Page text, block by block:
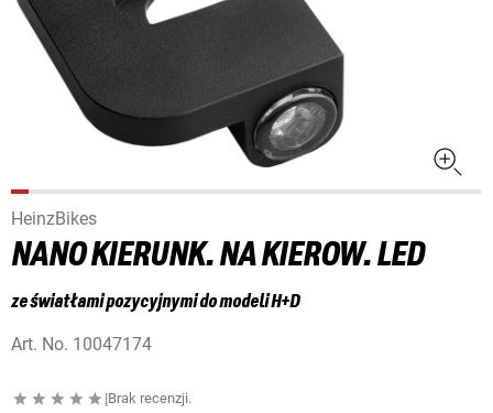
HeinzBikes
NANO KIERUNK. NA KIEROW. LED
ze światłami pozycyjnymi do modeli H+D
Art. No. 10047174
|Brak recenzji.